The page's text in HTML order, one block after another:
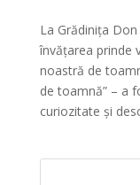
La Grădinița
învățarea prinde
noastră de
de toamnă” – a
curiozitate și